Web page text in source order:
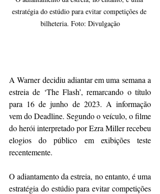
estratégia do estúdio para evitar competições de
bilheteria. Foto: Divulgação
A Warner decidiu adiantar em uma semana a
estreia de ‘The Flash’, remarcando o título
para 16 de junho de 2023. A informação
vem do Deadline. Segundo o veículo, o filme
do herói interpretado por Ezra Miller recebeu
elogios do público em exibições teste
recentemente.
O adiantamento da estreia, no entanto, é uma
estratégia do estúdio para evitar competições